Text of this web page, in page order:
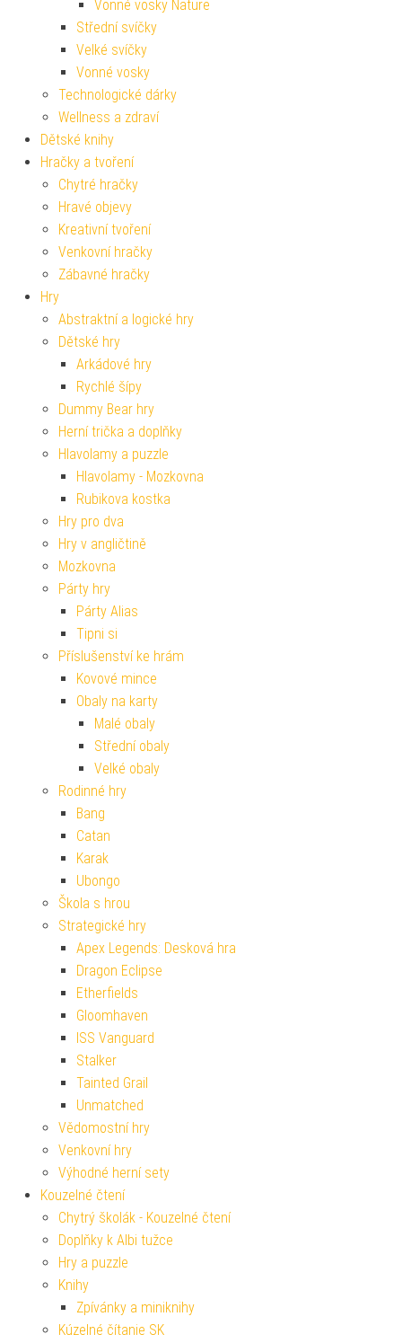
Vonné vosky Nature
Střední svíčky
Velké svíčky
Vonné vosky
Technologické dárky
Wellness a zdraví
Dětské knihy
Hračky a tvoření
Chytré hračky
Hravé objevy
Kreativní tvoření
Venkovní hračky
Zábavné hračky
Hry
Abstraktní a logické hry
Dětské hry
Arkádové hry
Rychlé šípy
Dummy Bear hry
Herní trička a doplňky
Hlavolamy a puzzle
Hlavolamy - Mozkovna
Rubikova kostka
Hry pro dva
Hry v angličtině
Mozkovna
Párty hry
Párty Alias
Tipni si
Příslušenství ke hrám
Kovové mince
Obaly na karty
Malé obaly
Střední obaly
Velké obaly
Rodinné hry
Bang
Catan
Karak
Ubongo
Škola s hrou
Strategické hry
Apex Legends: Desková hra
Dragon Eclipse
Etherfields
Gloomhaven
ISS Vanguard
Stalker
Tainted Grail
Unmatched
Vědomostní hry
Venkovní hry
Výhodné herní sety
Kouzelné čtení
Chytrý školák - Kouzelné čtení
Doplňky k Albi tužce
Hry a puzzle
Knihy
Zpívánky a miniknihy
Kúzelné čítanie SK